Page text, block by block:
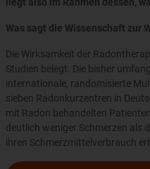
Was sagt die Wissenschaft zur
Die Wirksamkeit der
Studien belegt. Die bisher
internationale, randomisierte
sieben Radonkurzentren in
mit Radon behandelten
deutlich weniger Schmerzen als
ihren Schmerzmittelverbrauch